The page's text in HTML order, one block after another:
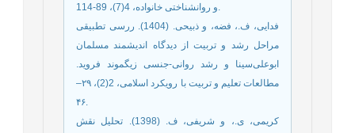
و روانشناختی خانواده، 4(7)، 89-114.
فدایی، ف.، فضه، و ذبیحی. (1404). ررسی تطبیقی
مراحل رشد و تربیت از دیدگاه اندیشمند مسلمان
ابوعلی‌سینا و رشد روانی-جنسی زیگموند فروید.
مطالعات تعلیم و تربیت با رویکرد اسلامی، 2(2)، ۲۹–
۴۶.
کریمی، ی.، و شریفی، ف. (1398). تحلیل نقش